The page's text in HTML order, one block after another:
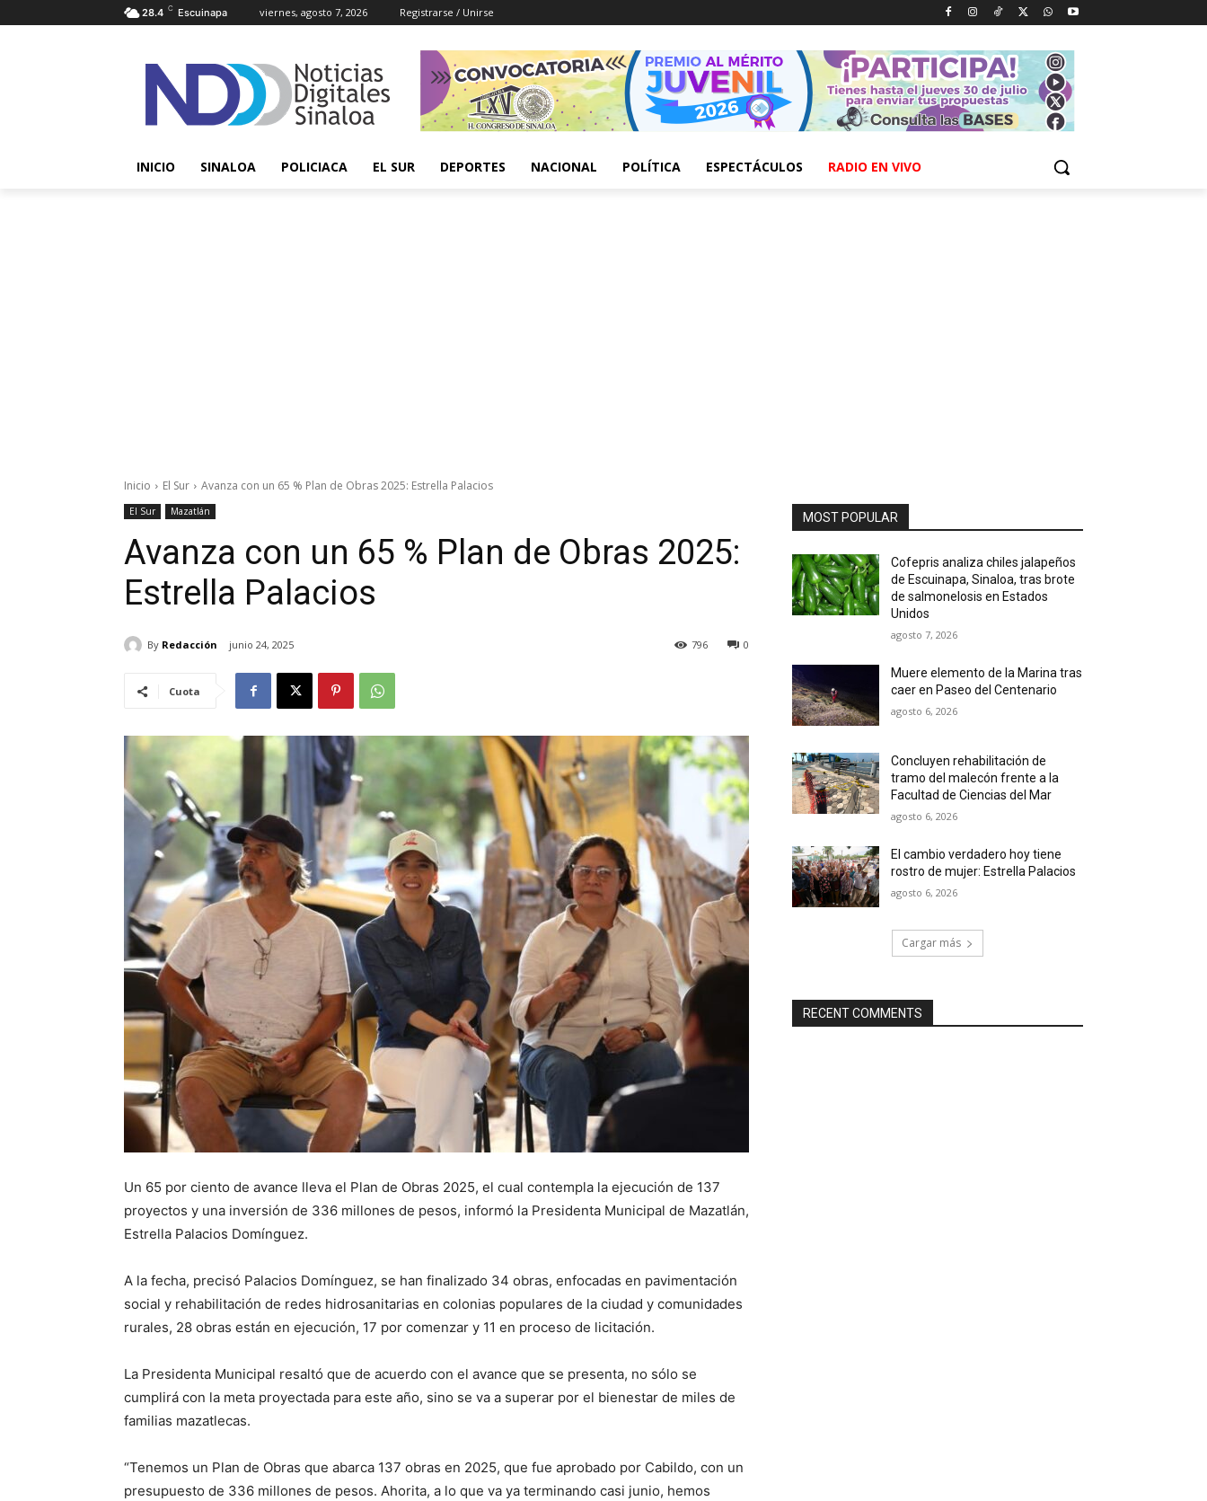
28.4 C Escuinapa viernes, agosto 7, 2026 Registrarse / Unirse
INICIO SINALOA POLICIACA EL SUR DEPORTES NACIONAL POLÍTICA ESPECTÁCULOS RADIO EN VIVO
Inicio El Sur Avanza con un 65 % Plan de Obras 2025: Estrella Palacios
El Sur Mazatlán
Avanza con un 65 % Plan de Obras 2025:
Estrella Palacios
By Redacción junio 24, 2025 0
796
Cuota
Un 65 por ciento de avance lleva el Plan de Obras 2025, el cual contempla la ejecución de 137
proyectos y una inversión de 336 millones de pesos, informó la Presidenta Municipal de Mazatlán,
Estrella Palacios Domínguez.
A la fecha, precisó Palacios Domínguez, se han finalizado 34 obras, enfocadas en pavimentación
social y rehabilitación de redes hidrosanitarias en colonias populares de la ciudad y comunidades
rurales, 28 obras están en ejecución, 17 por comenzar y 11 en proceso de licitación.
La Presidenta Municipal resaltó que de acuerdo con el avance que se presenta, no sólo se
cumplirá con la meta proyectada para este año, sino se va a superar por el bienestar de miles de
familias mazatlecas.
“Tenemos un Plan de Obras que abarca 137 obras en 2025, que fue aprobado por Cabildo, con un
presupuesto de 336 millones de pesos. Ahorita, a lo que va ya terminando casi junio, hemos
MOST POPULAR
Cofepris analiza chiles jalapeños
de Escuinapa, Sinaloa, tras brote
de salmonelosis en Estados
Unidos
agosto 7, 2026
Muere elemento de la Marina tras
caer en Paseo del Centenario
agosto 6, 2026
Concluyen rehabilitación de
tramo del malecón frente a la
Facultad de Ciencias del Mar
agosto 6, 2026
El cambio verdadero hoy tiene
rostro de mujer: Estrella Palacios
agosto 6, 2026
Cargar más
RECENT COMMENTS